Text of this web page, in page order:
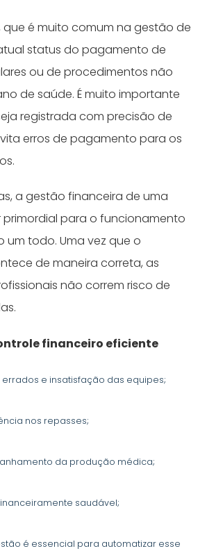
que é muito comum na gestão de
status do pagamento de
ou de procedimentos não
de saúde. É muito importante
registrada com precisão de
erros de pagamento para os
a gestão financeira de uma
para o funcionamento
todo. Uma vez que o
de maneira correta, as
não correm risco de
financeiro eficiente
e insatisfação das equipes;
nos repasses;
da produção médica;
saudável;
é essencial para automatizar esse